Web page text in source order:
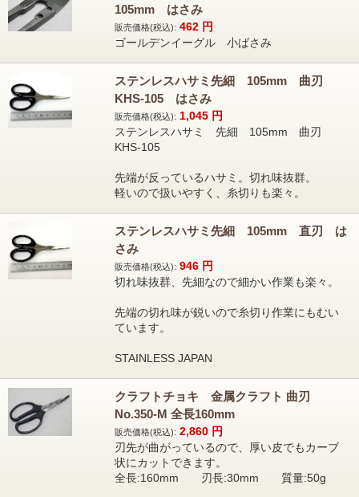
105mm はさみ
販売価格(税込): 462 円
ゴールデンイーグル 小ばさみ
ステンレスハサミ先細 105mm 曲刃
KHS-105 はさみ
販売価格(税込): 1,045 円
ステンレスハサミ 先細 105mm 曲刃
KHS-105
先端が反っているハサミ。切れ味抜群。
軽いので扱いやすく、糸切りも楽々。
ステンレスハサミ先細 105mm 直刃 は
さみ
販売価格(税込): 946 円
切れ味抜群、先細なので細かい作業も楽々。
先端の切れ味が鋭いので糸切り作業にもむい
ています。
STAINLESS JAPAN
クラフトチョキ 金属クラフト 曲刃
No.350-M 全長160mm
販売価格(税込): 2,860 円
刃先が曲がっているので、厚い皮でもカーブ
状にカットできます。
全長:160mm 刃長:30mm 質量:50g